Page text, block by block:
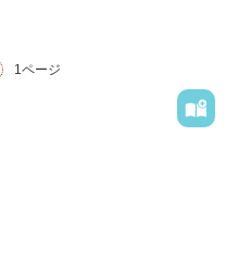
1ページ